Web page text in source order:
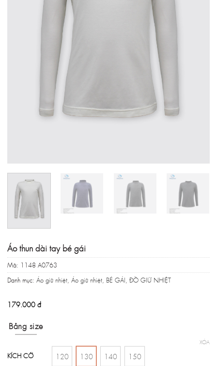
Áo thun dài tay bé gái
Mã: 1148 A0763
Danh mục: Áo giữ nhiệt, Áo giữ nhiệt, BÉ GÁI, ĐỒ GIỮ NHIỆT
179.000 đ
Bảng size
KÍCH CỠ 120 130 140 150
XÓA